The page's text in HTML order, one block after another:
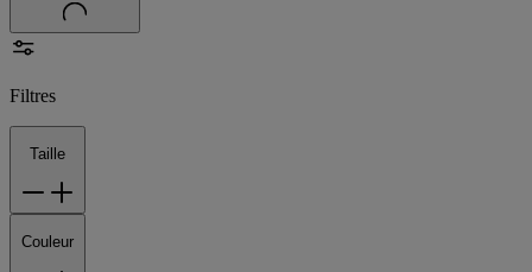
Filtres
Taille
Couleur